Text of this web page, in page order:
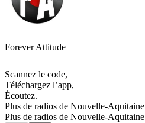
Forever Attitude
Scannez le code,
Téléchargez l’app,
Écoutez.
Plus de radios de Nouvelle-Aquitaine
Plus de radios de Nouvelle-Aquitaine